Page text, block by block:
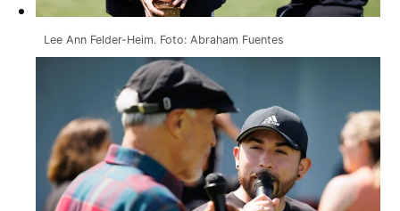
Lee Ann Felder-Heim. Foto: Abraham Fuentes